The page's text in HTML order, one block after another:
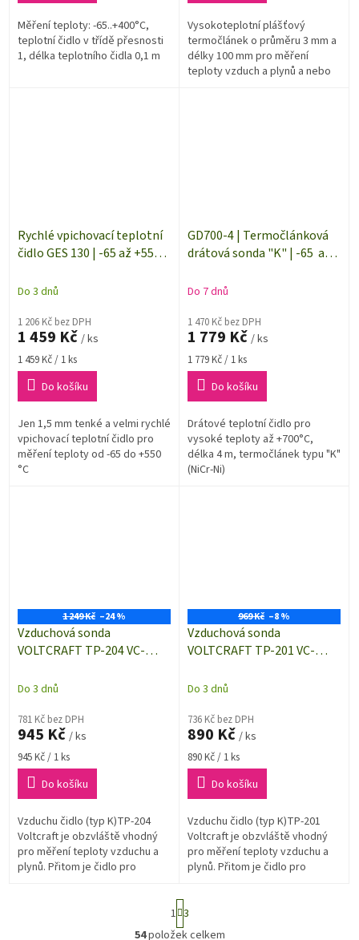
Měření teploty: -65..+400°C,
teplotní čidlo v třídě přesnosti
1, délka teplotního čidla 0,1 m
Vysokoteplotní plášťový
termočlánek o průměru 3 mm a
délky 100 mm pro měření
teploty vzduch a plynů a nebo
Rychlé vpichovací teplotní
čidlo GES 130 | -65 až +550
Do 3 dnů
1 206 Kč bez DPH
1 459 Kč / ks
Měrná
cena:
1 459 Kč / 1 ks
Do košíku
Jen 1,5 mm tenké a velmi rychlé
vpichovací teplotní čidlo pro
měření teploty od -65 do +550
°C
GD700-4 | Termočlánková
drátová sonda "K" | -65 až
Do 7 dnů
1 470 Kč bez DPH
1 779 Kč / ks
Měrná
cena:
1 779 Kč / 1 ks
Do košíku
Drátové teplotní čidlo pro
vysoké teploty až +700°C,
délka 4 m, termočlánek typu "K"
(NiCr-Ni)
1 249 Kč –24 %
Vzduchová sonda
VOLTCRAFT TP-204 VC-
mm, typ senzoru=K
Do 3 dnů
781 Kč bez DPH
945 Kč / ks
Měrná
cena:
945 Kč / 1 ks
Do košíku
Vzduchu čidlo (typ K)TP-204
Voltcraft je obzvláště vhodný
pro měření teploty vzduchu a
plynů. Přitom je čidlo pro
969 Kč –8 %
Vzduchová sonda
VOLTCRAFT TP-201 VC-
mm, typ senzoru=K
Do 3 dnů
736 Kč bez DPH
890 Kč / ks
Měrná
cena:
890 Kč / 1 ks
Do košíku
Vzduchu čidlo (typ K)TP-201
Voltcraft je obzvláště vhodný
pro měření teploty vzduchu a
plynů. Přitom je čidlo pro
aplikace...
S
t
r
1 3
54položek celkem